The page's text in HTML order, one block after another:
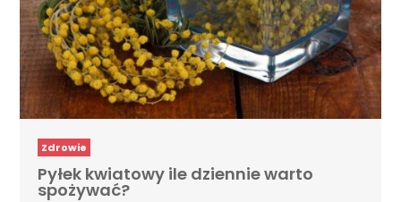
Zdrowie
Pyłek kwiatowy ile dziennie warto
spożywać?